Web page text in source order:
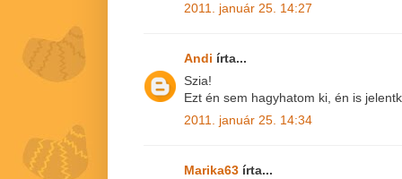
2011. január 25. 14:27
Andi írta...
Szia!
Ezt én sem hagyhatom ki, én is
2011. január 25. 14:34
Marika63 írta...